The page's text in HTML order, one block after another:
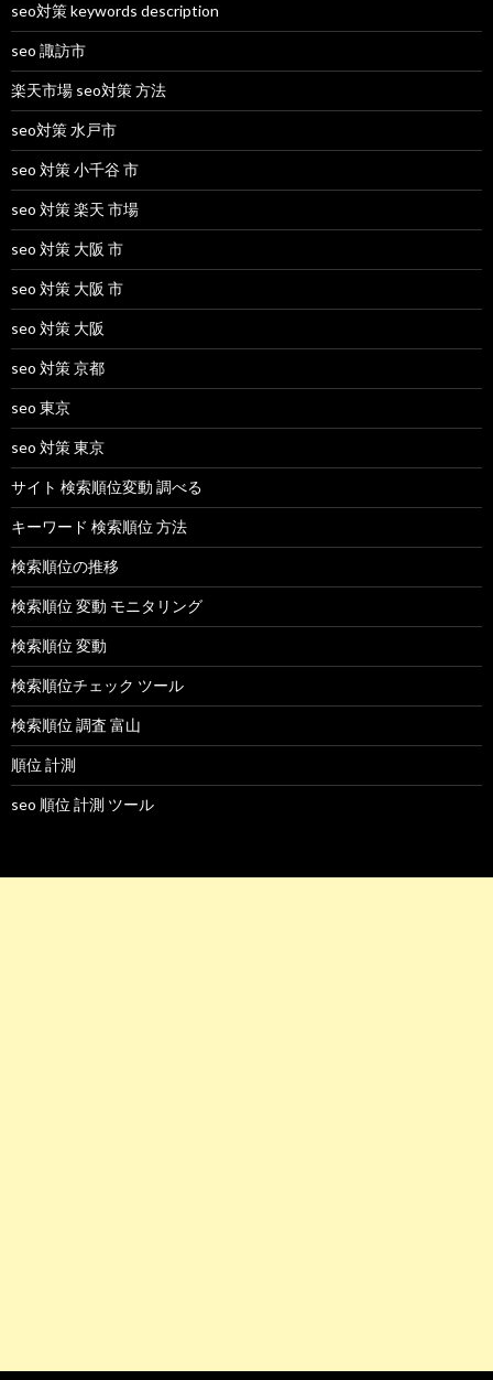
seo対策 keywords description
seo 諏訪市
楽天市場 seo対策 方法
seo対策 水戸市
seo 対策 小千谷 市
seo 対策 楽天 市場
seo 対策 大阪 市
seo 対策 大阪 市
seo 対策 大阪
seo 対策 京都
seo 東京
seo 対策 東京
サイト 検索順位変動 調べる
キーワード 検索順位 方法
検索順位の推移
検索順位 変動 モニタリング
検索順位 変動
検索順位チェック ツール
検索順位 調査 富山
順位 計測
seo 順位 計測 ツール